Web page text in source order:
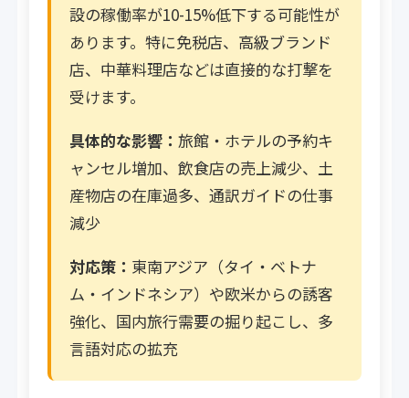
設の稼働率が10-15%低下する可能性が
あります。特に免税店、高級ブランド
店、中華料理店などは直接的な打撃を
受けます。
具体的な影響：旅館・ホテルの予約キ
ャンセル増加、飲食店の売上減少、土
産物店の在庫過多、通訳ガイドの仕事
減少
対応策： 東南アジア（タイ・ベトナ
ム・インドネシア）や欧米からの誘客
強化、国内旅行需要の掘り起こし、多
言語対応の拡充